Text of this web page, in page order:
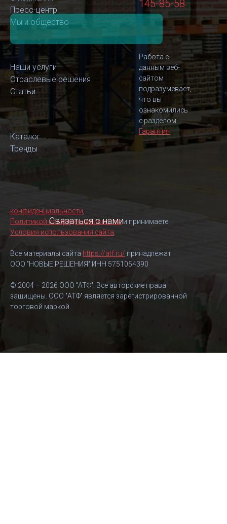
Пресс-центр
Мы и общество
Наши услуги
Отраслевые решения
Статьи
Каталог
Тренды
145-85-58
Связаться с нами
Работа с
данным веб-
сайтом
подразумевает,
что вы
ознакомились
с разделом
Гарантия
конфиденциальности
Политикой конфиденциальностии принимаете
Условия использования сайта
Все материалы сайта https://atf.ru/ принадлежат
ООО "НОВЫЕ РЕШЕНИЯ" ИНН 5751054390
© 2004 – 2026 ООО "АТФ". Все авторские права
защищены. ООО "АТФ" является зарегистрированной
торговой маркой.